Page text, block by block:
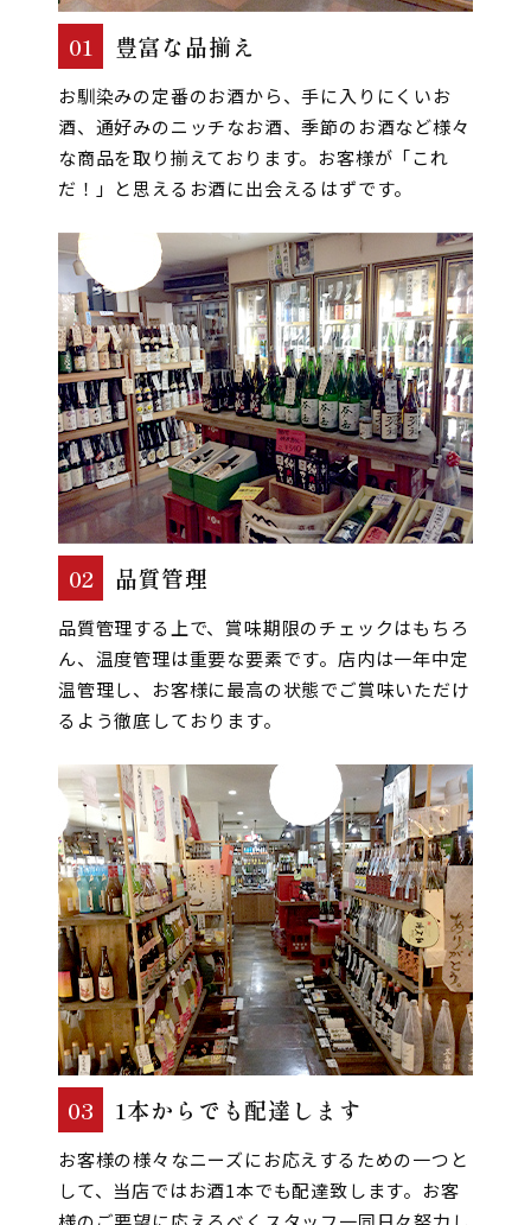
01 豊富な品揃え
お馴染みの定番のお酒から、手に入りにくいお
酒、通好みのニッチなお酒、季節のお酒など様々
な商品を取り揃えております。お客様が「これ
だ！」と思えるお酒に出会えるはずです。
02 品質管理
品質管理する上で、賞味期限のチェックはもちろ
ん、温度管理は重要な要素です。店内は一年中定
温管理し、お客様に最高の状態でご賞味いただけ
るよう徹底しております。
03 1本からでも配達します
お客様の様々なニーズにお応えするための一つと
して、当店ではお酒1本でも配達致します。お客